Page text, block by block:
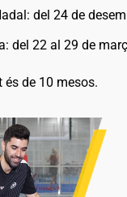
del 24 de
del 22 al 29 de
és de 10 mesos.